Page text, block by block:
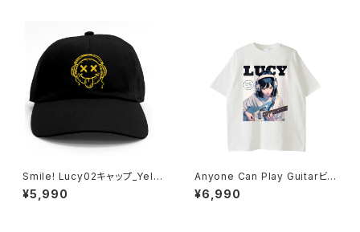
Smile! Lucy02キャップ_Yello
w Mustard 1014-23022126
3
¥5,990
Anyone Can Play Guitarビッ
グTシャツ 1014-230221077
¥6,990